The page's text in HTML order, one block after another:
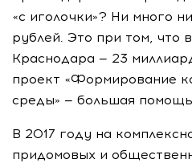
«с иголочки»? Ни много
рублей. Это при том, что
Краснодара — 23
проект «Формирование
среды» — большая
В 2017 году на
придомовых и